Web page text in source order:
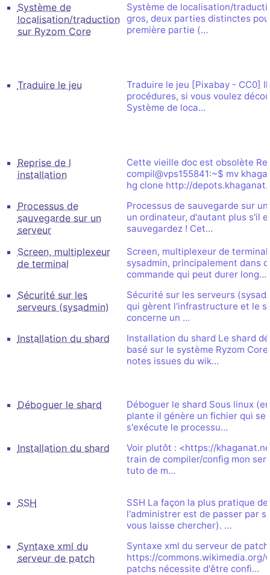
Système de
localisation/traduction
sur Ryzom Core
Système de localisation/
gros, deux parties distinctes
première partie (…
Traduire le jeu
Traduire le jeu [Pixabay - CC0]
procédures, si vous voulez
Système de loca…
Reprise de l
installation
Cette vieille doc est obsolète
compil@vps155841:~$ mv
hg clone http://
Processus de
sauvegarde sur un
serveur
Processus de sauvegarde sur
un ordinateur, d'autant plus s'il
sauvegardez ! Cet…
Screen, multiplexeur
de terminal
Screen, multiplexeur de
sysadmin, principalement dans
commande qui peut durer long…
Sécurité sur les
serveurs (sysadmin)
Sécurité sur les serveurs
qui gèrent l'infrastructure et le
concerne un …
Installation du shard
Installation du shard Le shard
basé sur le système Ryzom
notes issues du wik…
Déboguer le shard
Déboguer le shard Sous linux
plante il génère un fichier qui se
s'exécute le processu…
Installation du shard
Voir plutôt : <https://
train de compiler/config mon
tuto de m…
SSH
SSH La façon la plus pratique
l'administrer est de passer par
vous laisse chercher). …
Syntaxe xml du
serveur de patch
Syntaxe xml du serveur de
https://commons.wikimedia.org/
patchs nécessite d'être confi…